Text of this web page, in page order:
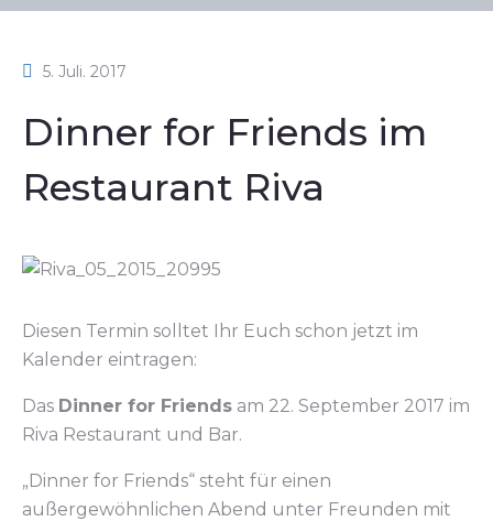
5. Juli. 2017
Dinner for Friends im
Restaurant Riva
Diesen Termin solltet Ihr Euch schon jetzt im
Kalender eintragen:
Das Dinner for Friends am 22. September 2017 im
Riva Restaurant und Bar.
„Dinner for Friends“ steht für einen
außergewöhnlichen Abend unter Freunden mit